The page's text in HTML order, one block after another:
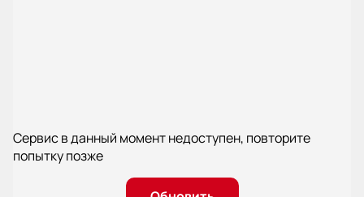
Сервис в данный момент недоступен, повторите
попытку позже